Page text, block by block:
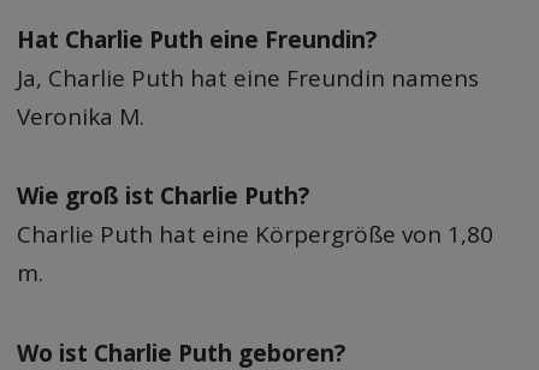
Hat Charlie Puth eine Freundin?
Ja, Charlie Puth hat eine Freundin namens
Veronika M.
Wie groß ist Charlie Puth?
Charlie Puth hat eine Körpergröße von 1,80
m.
Wo ist Charlie Puth geboren?